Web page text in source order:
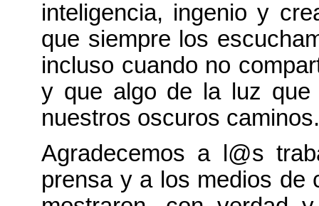
inteligencia, ingenio y
que siempre los
incluso cuando no
y que algo de la luz que
nuestros oscuros caminos.
Agradecemos a l@s
prensa y a los medios de